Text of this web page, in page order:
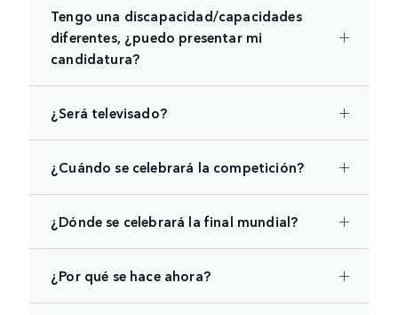
Tengo una discapacidad/capacidades
diferentes, ¿puedo presentar mi
candidatura?
¿Será televisado?
¿Cuándo se celebrará la competición?
¿Dónde se celebrará la final mundial?
¿Por qué se hace ahora?